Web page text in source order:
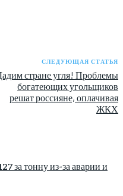
СЛЕДУЮЩАЯ СТАТЬЯ
стране угля! Проблемы
богатеющих угольщиков
решат россияне, оплачивая
ЖКХ
за тонну из-за аварии и